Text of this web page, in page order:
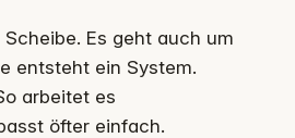
Es geht auch um
entsteht ein System.
arbeitet es
öfter einfach.